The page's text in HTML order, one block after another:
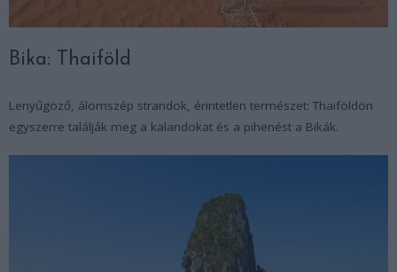
Bika: Thaiföld
Lenyűgöző, álomszép strandok, érintetlen természet: Thaiföldön
egyszerre találják meg a kalandokat és a pihenést a Bikák.